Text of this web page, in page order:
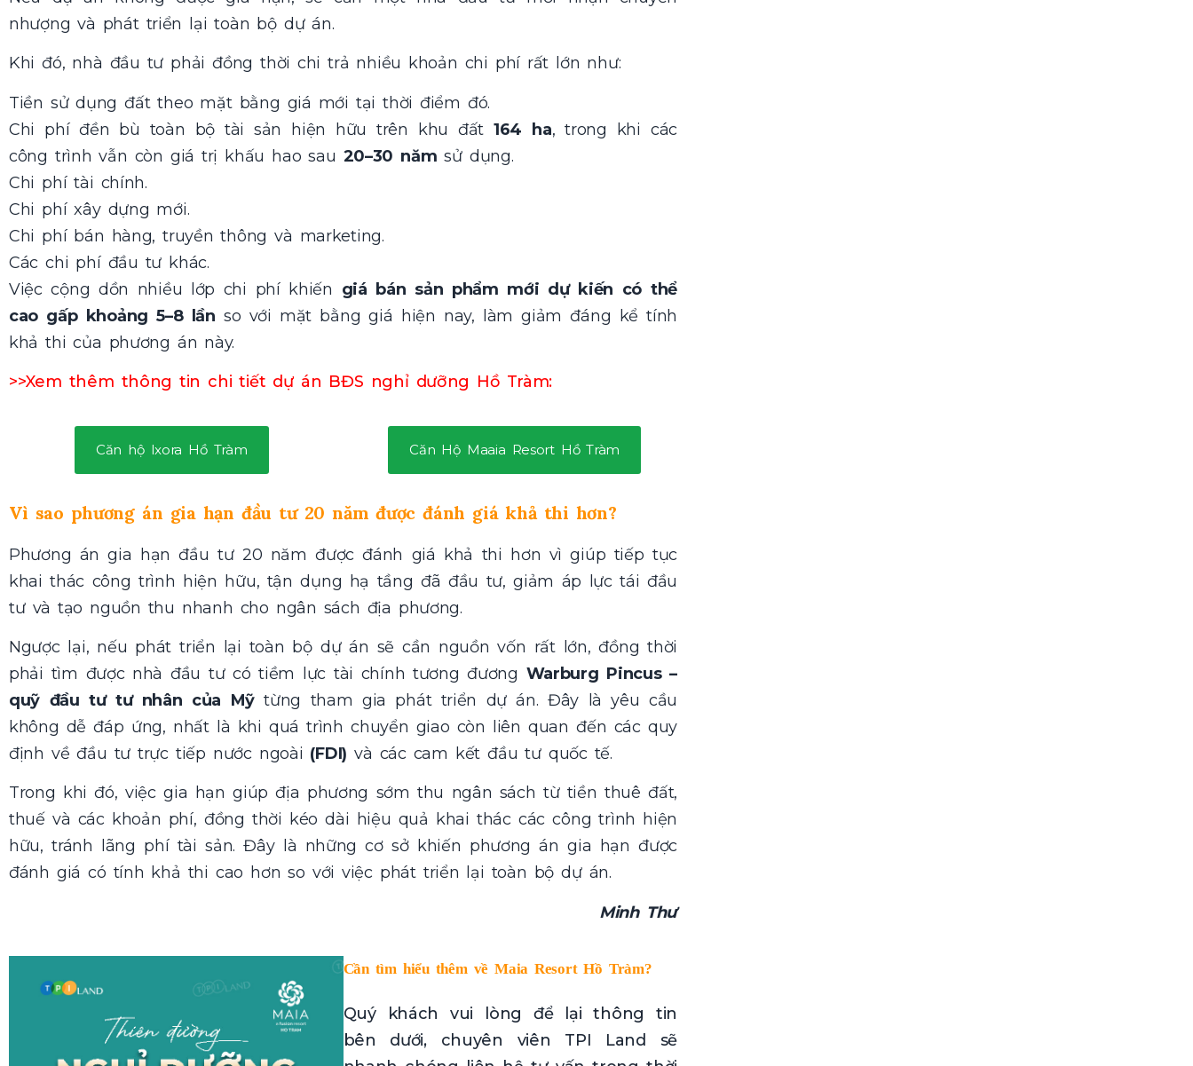
nhượng và phát triển lại toàn bộ dự án.
Khi đó, nhà đầu tư phải đồng thời chi trả nhiều khoản chi phí rất lớn như:
Tiền sử dụng đất theo mặt bằng giá mới tại thời điểm đó.
Chi phí đền bù toàn bộ tài sản hiện hữu trên khu đất164 ha, trong khi các
công trình vẫn còn giá trị khấu hao sau 20–30 năm sử dụng.
Chi phí tài chính.
Chi phí xây dựng mới.
Chi phí bán hàng, truyền thông và marketing.
Các chi phí đầu tư khác.
Việc cộng dồn nhiều lớp chi phí khiến giá bán sản phẩm mới dự kiến có thể
cao gấp khoảng 5–8 lần so với mặt bằng giá hiện nay, làm giảm đáng kể tính
khả thi của phương án này.
>>Xem thêm thông tin chi tiết dự án BĐS nghỉ dưỡng Hồ Tràm:
Căn hộ Ixora Hồ Tràm Căn Hộ Maaia Resort Hồ Tràm
Vì sao phương án gia hạn đầu tư 20 năm được đánh giá khả thi hơn?
Phương án gia hạn đầu tư 20 năm được đánh giá khả thi hơn vì giúp tiếp tục
khai thác công trình hiện hữu, tận dụng hạ tầng đã đầu tư, giảm áp lực tái đầu
tư và tạo nguồn thu nhanh cho ngân sách địa phương.
Ngược lại, nếu phát triển lại toàn bộ dự án sẽ cần nguồn vốn rất lớn, đồng thời
phải tìm được nhà đầu tư có tiềm lực tài chính tương đương Warburg Pincus –
quỹ đầu tư tư nhân của Mỹtừng tham gia phát triển dự án. Đây là yêu cầu
không dễ đáp ứng, nhất là khi quá trình chuyển giao còn liên quan đến các quy
định về đầu tư trực tiếp nước ngoài (FDI)và các cam kết đầu tư quốc tế.
Trong khi đó, việc gia hạn giúp địa phương sớm thu ngân sách từ tiền thuê đất,
thuế và các khoản phí, đồng thời kéo dài hiệu quả khai thác các công trình hiện
hữu, tránh lãng phí tài sản. Đây là những cơ sở khiến phương án gia hạn được
đánh giá có tính khả thi cao hơn so với việc phát triển lại toàn bộ dự án.
Minh Thư
Cần tìm hiểu thêm về Maia Resort Hồ Tràm?
Quý khách vui lòng để lại thông tin
bên dưới, chuyên viên TPI Land sẽ